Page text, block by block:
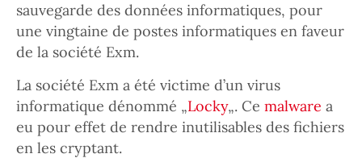
sauvegarde des données informatiques, pour
une vingtaine de postes informatiques en faveur
de la société Exm.
La société Exm a été victime d’un virus
informatique dénommé „Locky„. Ce malware a
eu pour effet de rendre inutilisables des fichiers
en les cryptant.